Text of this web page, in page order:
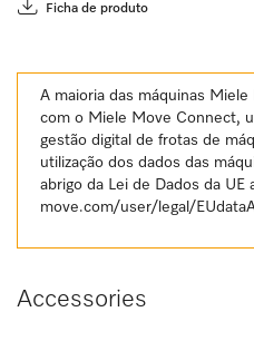
Ficha de produto
A maioria das máquinas Miele
com o Miele Move Connect,
gestão digital de frotas de
utilização dos dados das
abrigo da Lei de Dados da UE
move.com/user/legal/
Accessories